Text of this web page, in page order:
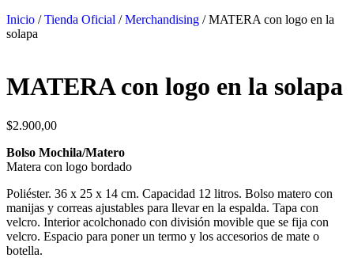
Inicio /Tienda Oficial /Merchandising / MATERA con logo en la
solapa
MATERA con logo en la solapa
$2.900,00
Bolso Mochila/Matero
Matera con logo bordado
Poliéster. 36 x 25 x 14 cm. Capacidad 12 litros. Bolso matero con
manijas y correas ajustables para llevar en la espalda. Tapa con
velcro. Interior acolchonado con división movible que se fija con
velcro. Espacio para poner un termo y los accesorios de mate o
botella.